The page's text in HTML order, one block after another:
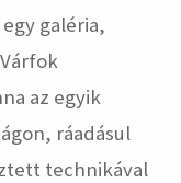
galéria,
az egyik
ráadásul
technikával